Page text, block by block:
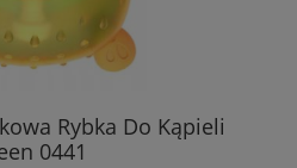
Rybka Do Kąpieli
0441